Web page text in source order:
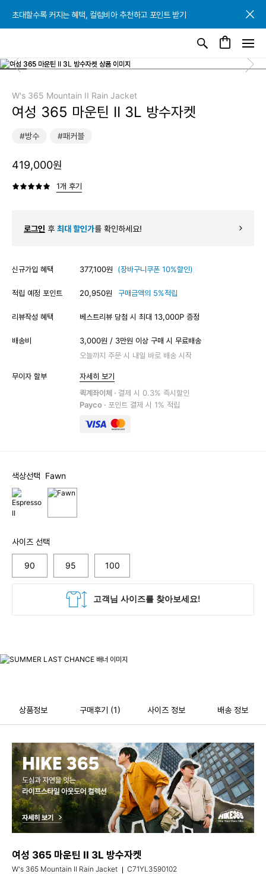
초대할수록 커지는 혜택, 컬럼비아 추천하고 포인트 받기
초대할수록 커지는 혜택, 컬럼비아 추천하고 포인트 받기
초대할수록 커지는 혜택, 컬럼비아 추천하고 포인트 받기
W's 365 Mountain II Rain Jacket
여성 365 마운틴 II 3L 방수자켓
#방수 #패커블
419,000원
1개 후기
로그인 후 최대 할인가를 확인하세요!
신규가입 혜택 377,100원 (장바구니쿠폰 10%할인)
적립 예정 포인트 20,950원 구매금액의 5%적립
리뷰작성 혜택 베스트리뷰 당첨 시 최대 13,000P 증정
배송비
3,000원 / 3만원 이상 구매 시 무료배송
오늘까지 주문 시 내일 바로 배송 시작
무이자 할부
자세히 보기
퀵계좌이체 · 결제 시 0.3% 즉시할인
Payco · 포인트 결제 시 1% 적립
색상선택 Fawn
사이즈 선택
90 95 100
상품정보 구매후기 (1) 사이즈 정보 배송 정보
여성 365 마운틴 II 3L 방수자켓
W's 365 Mountain II Rain Jacket C71YL3590102